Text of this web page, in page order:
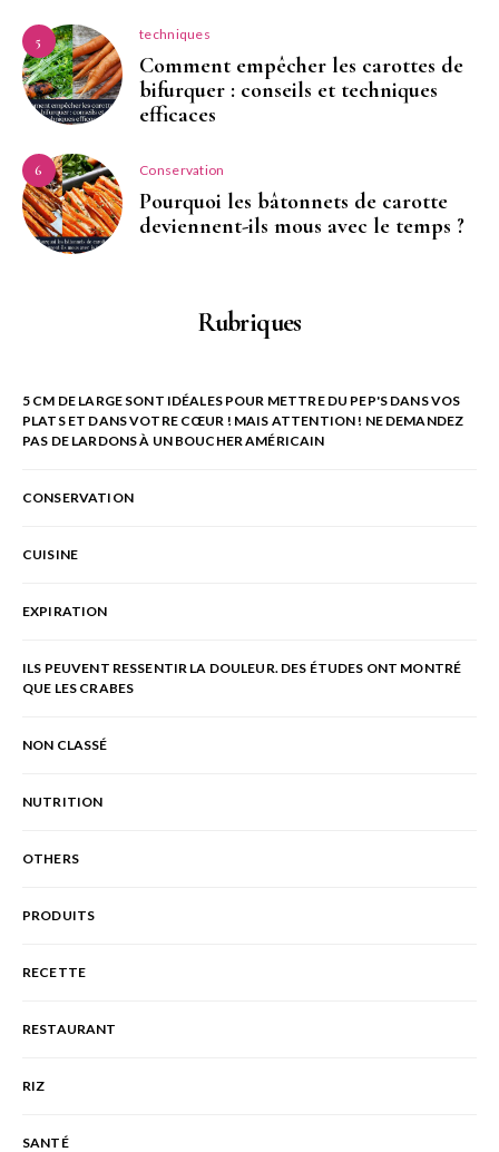
5 techniques
Comment empêcher les carottes de
bifurquer : conseils et techniques
efficaces
6 Conservation
Pourquoi les bâtonnets de carotte
deviennent-ils mous avec le temps ?
Rubriques
5 CM DE LARGE SONT IDÉALES POUR METTRE DU PEP'S DANS VOS
PLATS ET DANS VOTRE CŒUR ! MAIS ATTENTION ! NE DEMANDEZ
PAS DE LARDONS À UN BOUCHER AMÉRICAIN
CONSERVATION
CUISINE
EXPIRATION
ILS PEUVENT RESSENTIR LA DOULEUR. DES ÉTUDES ONT MONTRÉ
QUE LES CRABES
NON CLASSÉ
NUTRITION
OTHERS
PRODUITS
RECETTE
RESTAURANT
RIZ
SANTÉ